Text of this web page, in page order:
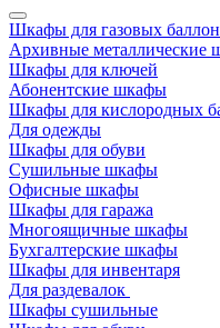
Шкафы для газовых
Архивные металлические
Шкафы для ключей
Абонентские шкафы
Шкафы для кислородных
Для одежды
Шкафы для обуви
Сушильные шкафы
Офисные шкафы
Шкафы для гаража
Многоящичные шкафы
Бухгалтерские шкафы
Шкафы для инвентаря
Для раздевалок
Шкафы сушильные